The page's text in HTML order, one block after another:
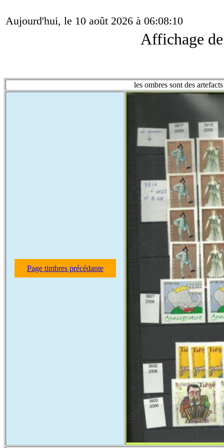
Aujourd'hui, le 10 août 2026 à 06:08:10
Affichage
les ombres sont des
Page timbres précédante